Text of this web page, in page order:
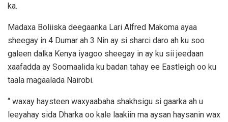
ka.
Madaxa Boliiska deegaanka Lari Alfred Makoma ayaa
sheegay in 4 Dumar ah 3 Nin ay si sharci daro ah ku soo
galeen dalka Kenya iyagoo sheegay in ay ku sii jeedaan
xaafadda ay Soomaalida ku badan tahay ee Eastleigh oo ku
taala magaalada Nairobi.
“ waxay haysteen waxyaabaha shakhsigu si gaarka ah u
leeyahay sida Dharka oo kale laakiin ma aysan haysanin wax